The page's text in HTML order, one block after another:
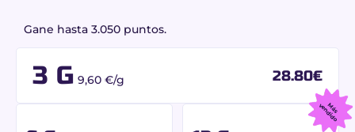
Gane hasta 3.050 puntos.
3 G 9,60 €/g 28.80€
M
á
s
v
e
n
d
id
o